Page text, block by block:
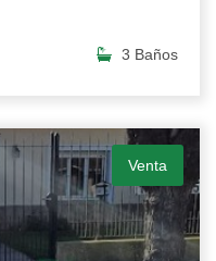
3 Baños
Venta